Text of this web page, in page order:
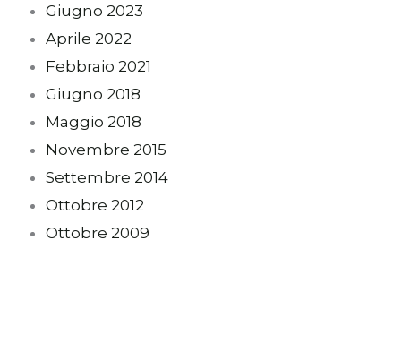
Giugno 2023
Aprile 2022
Febbraio 2021
Giugno 2018
Maggio 2018
Novembre 2015
Settembre 2014
Ottobre 2012
Ottobre 2009